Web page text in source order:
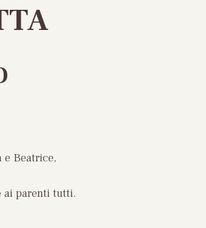
Beatrice,
ai parenti tutti.